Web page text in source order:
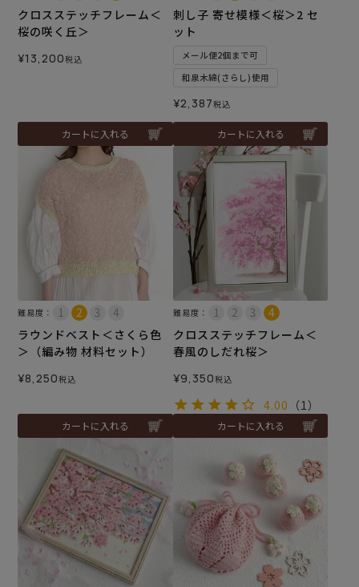
クロスステッチフレーム＜
桜の咲く丘＞
¥13,200税込
カートに入れる
刺し子 寄せ模様＜桜＞2 セ
ット
メール便2個まで可
和泉木綿(さらし)使用
¥2,387税込
カートに入れる
難易度：
ラウンドベスト＜さくら色
＞（編み物 材料セット）
¥8,250税込
カートに入れる
難易度：
クロスステッチフレーム＜
春風のしだれ桜＞
¥9,350税込
4.00 （1）
カートに入れる